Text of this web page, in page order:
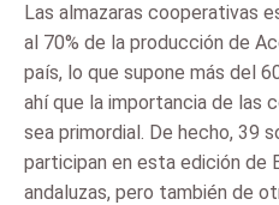
Las almazaras cooperativas
al 70% de la producción de
país, lo que supone más del
ahí que la importancia de las
sea primordial. De hecho, 39
participan en esta edición de
andaluzas, pero también de